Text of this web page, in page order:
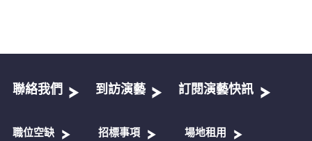
聯絡我們 到訪演藝 訂閱演藝快訊
職位空缺 招標事項 場地租用